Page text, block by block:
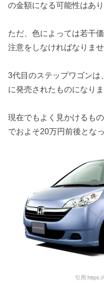
の金額になる可能性はあり
ただ、色によっては若干
注意をしなければなりませ
3代目のステップワゴン
に発売されたものになりま
現在でもよく見かけるも
でおよそ20万円前後とな
引用